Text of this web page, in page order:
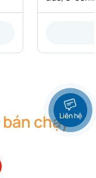
bán chạyLiên hệ